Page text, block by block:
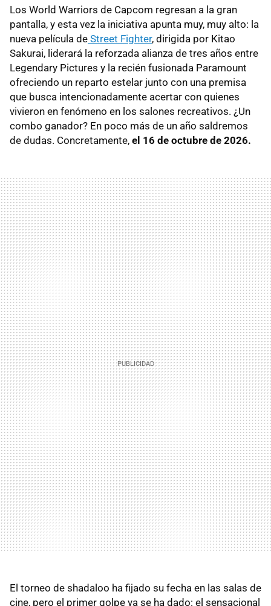
Los World Warriors de Capcom regresan a la gran
pantalla, y esta vez la iniciativa apunta muy, muy alto: la
nueva película de Street Fighter, dirigida por Kitao
Sakurai, liderará la reforzada alianza de tres años entre
Legendary Pictures y la recién fusionada Paramount
ofreciendo un reparto estelar junto con una premisa
que busca intencionadamente acertar con quienes
vivieron en fenómeno en los salones recreativos. ¿Un
combo ganador? En poco más de un año saldremos
de dudas. Concretamente, el 16 de octubre de 2026.
El torneo de shadaloo ha fijado su fecha en las salas de
cine, pero el primer golpe ya se ha dado: el sensacional